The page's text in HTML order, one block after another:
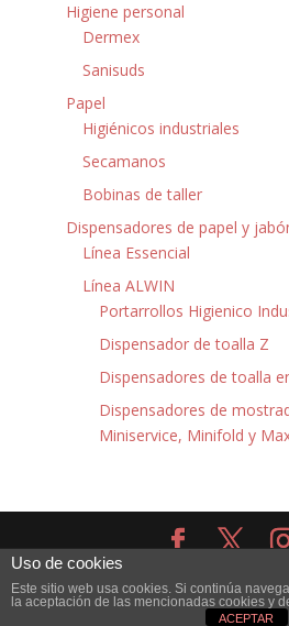
Higiene personal
Dermex
Sanisuds
Papel
Higiénicos industriales
Secamanos
Bobinas de taller
Dispensadores de papel y
Línea Essencial
Línea ALWIN
Portarrollos Higienico
Dispensador de toalla Z
Dispensadores de toalla
Dispensadores de
Miniservice, Minifold y
Elegant Themes
WordPress
Uso de cookies
Este sitio web usa cookies. Si continúa
la aceptación de las mencionadas cookies y
ACEPTAR